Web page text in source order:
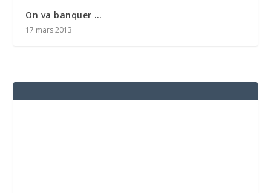
On va banquer …
17 mars 2013